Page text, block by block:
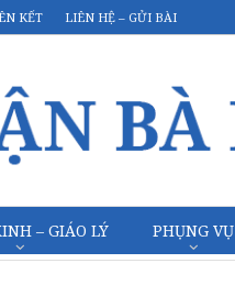
KẾT LIÊN HỆ – GỬI BÀI
– GIÁO LÝ PHỤNG VỤ